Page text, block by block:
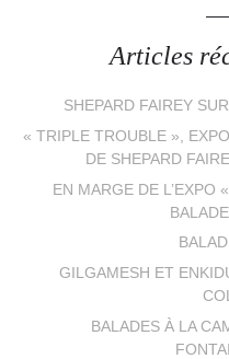
Articles
SHEPARD FAIREY
« TRIPLE TROUBLE »,
DE SHEPARD
EN MARGE DE L’EXPO
GILGAMESH ET
BALADES À LA